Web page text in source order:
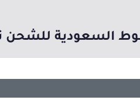
السعودية للشحن